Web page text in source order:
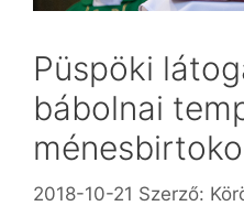
Püspöki
bábolnai
2018-10-21 Szerző: